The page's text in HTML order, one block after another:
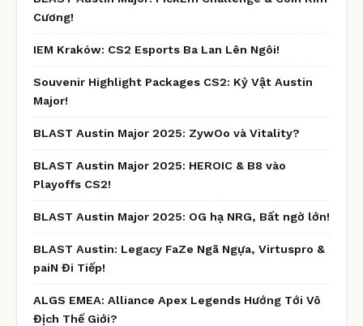
Cương!
IEM Kraków: CS2 Esports Ba Lan Lên Ngôi!
Souvenir Highlight Packages CS2: Kỷ Vật Austin
Major!
BLAST Austin Major 2025: ZywOo và Vitality?
BLAST Austin Major 2025: HEROIC & B8 vào
Playoffs CS2!
BLAST Austin Major 2025: OG hạ NRG, Bất ngờ lớn!
BLAST Austin: Legacy FaZe Ngã Ngựa, Virtuspro &
paiN Đi Tiếp!
ALGS EMEA: Alliance Apex Legends Hướng Tới Vô
Địch Thế Giới?